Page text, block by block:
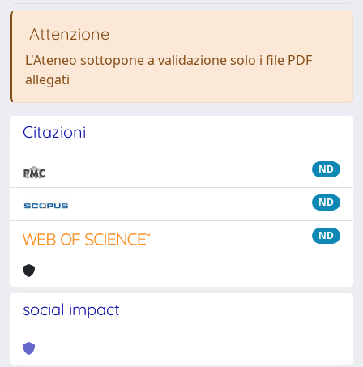
Attenzione
L'Ateneo sottopone a validazione solo i file PDF
allegati
Citazioni
ND
ND
ND
social impact